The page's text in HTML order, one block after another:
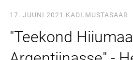
17. JUUNI 2021 KADI.MUSTASAAR
"Teekond